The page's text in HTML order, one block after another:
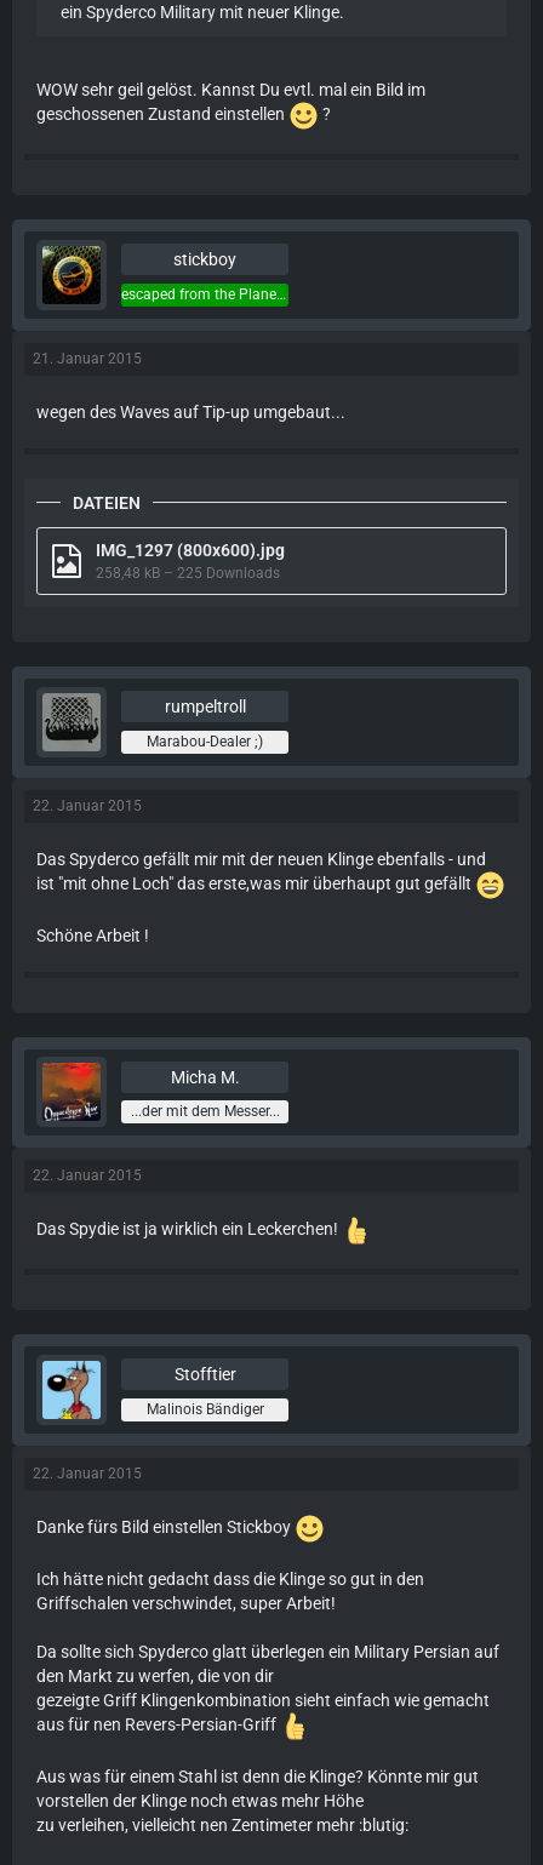
ein Spyderco Military mit neuer Klinge.
WOW sehr geil gelöst. Kannst Du evtl. mal ein Bild im
geschossenen Zustand einstellen
?
stickboy
escaped from the Planet of the Apes...
21. Januar 2015
wegen des Waves auf Tip-up umgebaut...
DATEIEN
IMG_1297 (800x600).jpg
258,48 kB – 225 Downloads
rumpeltroll
Marabou-Dealer ;)
22. Januar 2015
Das Spyderco gefällt mir mit der neuen Klinge ebenfalls - und
ist "mit ohne Loch" das erste,was mir überhaupt gut gefällt
Schöne Arbeit !
Micha M.
...der mit dem Messer...
22. Januar 2015
Das Spydie ist ja wirklich ein Leckerchen!
Stofftier
Malinois Bändiger
22. Januar 2015
Danke fürs Bild einstellen Stickboy
Ich hätte nicht gedacht dass die Klinge so gut in den
Griffschalen verschwindet, super Arbeit!
Da sollte sich Spyderco glatt überlegen ein Military Persian auf
den Markt zu werfen, die von dir
gezeigte Griff Klingenkombination sieht einfach wie gemacht
aus für nen Revers-Persian-Griff
Aus was für einem Stahl ist denn die Klinge? Könnte mir gut
vorstellen der Klinge noch etwas mehr Höhe
zu verleihen, vielleicht nen Zentimeter mehr :blutig: